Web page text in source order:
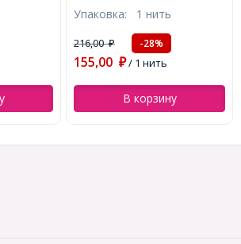
Отверстие 1мм, около
95шт/76см/нить,
(УТ0002848)
Упаковка: 1 нить
216,00₽ -28%
155,00 ₽/ 1 нить
В корзину